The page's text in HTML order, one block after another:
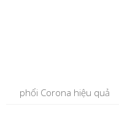
phổi Corona hiệu quả